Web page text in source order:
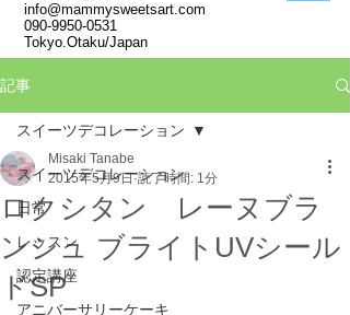
info@mammysweetsart.com
090-9950-0531
Tokyo.Otaku/Japan
記事
スイーツデコレーション
日常
レッスン
認定講座
アニバーサリーケーキ
スイーツデコレーション
ロクシタン レーヌブラ
ンシュ ブライトUVシール
ドSP
Misaki Tanabe
2015年5月9日 読了時間: 1分